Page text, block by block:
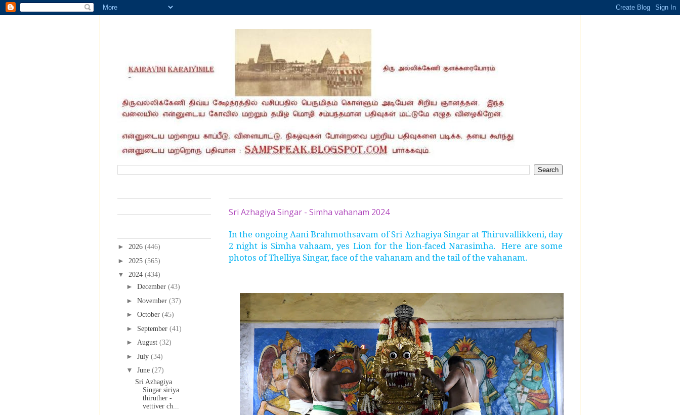
Sri Azhagiya Singar - Simha vahanam 2024
In the ongoing Aani Brahmothsavam of Sri Azhagiya Singar at Thiruvallikkeni, day
2 night is Simha vahaam, yes Lion for the lion-faced Narasimha. Here are some
photos of Thelliya Singar, face of the vahanam and the tail of the vahanam.
► 2026 (446)
► 2025 (565)
▼ 2024 (434)
► December (43)
► November (37)
► October (45)
► September (41)
► August (32)
► July (34)
▼ June (27)
Sri Azhagiya
Singar siriya
thiruther -
vettiver ch...